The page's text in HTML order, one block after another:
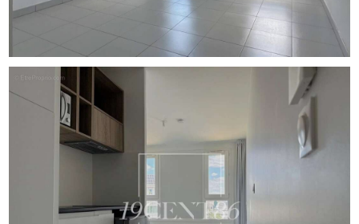
entretien copropriété + ascenseur)
Consommations énergétiques : A (50) / GES : A (1).
Estimation des coûts annuels d’énergie du logement
entre 130 € et 230 € par an - Année de référence :
2[Coordonnées masquées]3
Honoraires charge vendeur.
Pas de procédure en cours.
Les informations sur les risques auxquels ce bien est
exposé sont disponibles sur le site Géorisques :
Pour plus d'informations, merci de contacter , par mail ou